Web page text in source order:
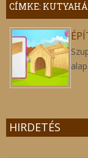
CÍMKE:
HIRDETÉS